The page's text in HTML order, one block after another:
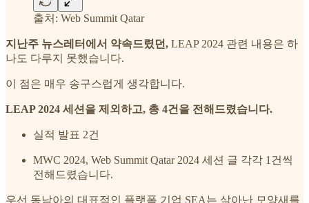
출처: Web Summit Qatar
지난주 뉴스레터에서 약속드렸던, LEAP 2024 관련 내용은 하
나도 다루지 못했습니다.
이 점은 매우 송구스럽게 생각합니다.
LEAP 2024 세션을 제외하고, 총 4건을 전해드렸습니다.
실적 발표 2건
MWC 2024, Web Summit Qatar 2024 세션 글 각각 1건씩
전해드렸습니다.
우선 동남아의 대표적인 플랫폼 기업 SEA는 살아난 모양새를